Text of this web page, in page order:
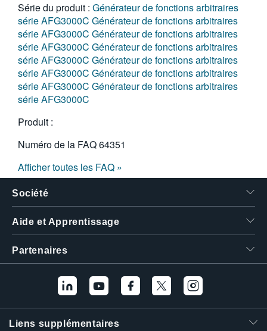
Série du produit : Générateur de fonctions arbitraires
série AFG3000C Générateur de fonctions arbitraires
série AFG3000C Générateur de fonctions arbitraires
série AFG3000C Générateur de fonctions arbitraires
série AFG3000C Générateur de fonctions arbitraires
série AFG3000C Générateur de fonctions arbitraires
série AFG3000C Générateur de fonctions arbitraires
série AFG3000C
Produit :
Numéro de la FAQ64351
Afficher toutes les FAQ »
Société
Aide et Apprentissage
Partenaires
Liens supplémentaires